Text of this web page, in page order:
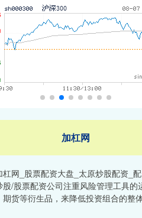
加杠网
杠网_股票配资大盘_太原炒股配资_
股/股票配资公司注重风险管理工具的
货等衍生品，来降低投资组合的整体